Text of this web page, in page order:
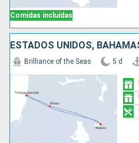
Comidas incluidas
ESTADOS UNIDOS,
Brilliance of the Seas 5 d